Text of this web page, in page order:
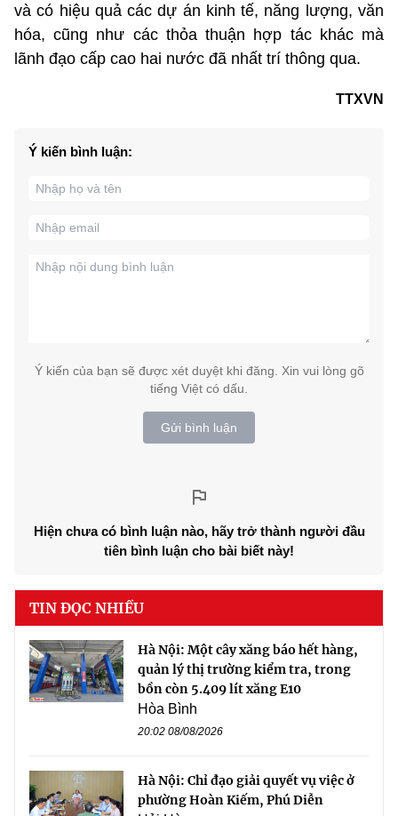
và có hiệu quả các dự án kinh tế, năng lượng, văn
hóa, cũng như các thỏa thuận hợp tác khác mà
lãnh đạo cấp cao hai nước đã nhất trí thông qua.
TTXVN
Ý kiến bình luận:
Ý kiến của bạn sẽ được xét duyệt khi đăng. Xin vui lòng gõ
tiếng Việt có dấu.
Gửi bình luận
Hiện chưa có bình luận nào, hãy trở thành người đầu
tiên bình luận cho bài biết này!
TIN ĐỌC NHIỀU
Hà Nội: Một cây xăng báo hết hàng,
quản lý thị trường kiểm tra, trong
bồn còn 5.409 lít xăng E10
Hòa Bình
20:02 08/08/2026
Hà Nội: Chỉ đạo giải quyết vụ việc ở
phường Hoàn Kiếm, Phú Diễn